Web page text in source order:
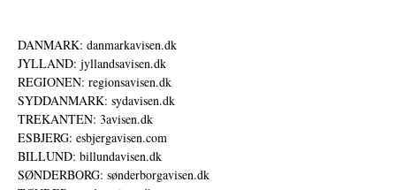
DANMARK: danmarkavisen.dk
JYLLAND: jyllandsavisen.dk
REGIONEN: regionsavisen.dk
SYDDANMARK: sydavisen.dk
TREKANTEN: 3avisen.dk
ESBJERG: esbjergavisen.com
BILLUND: billundavisen.dk
SØNDERBORG: sønderborgavisen.dk